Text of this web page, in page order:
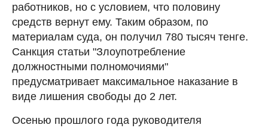
работников, но с условием, что половину
средств вернут ему. Таким образом, по
материалам суда, он получил 780 тысяч тенге.
Санкция статьи "Злоупотребление
должностными полномочиями"
предусматривает максимальное наказание в
виде лишения свободы до 2 лет.
Осенью прошлого года руководителя